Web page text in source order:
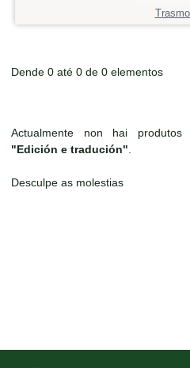
Dende 0 até 0 de 0 elementos
Actualmente non hai produtos
"Edición e tradución"
Desculpe as molestias